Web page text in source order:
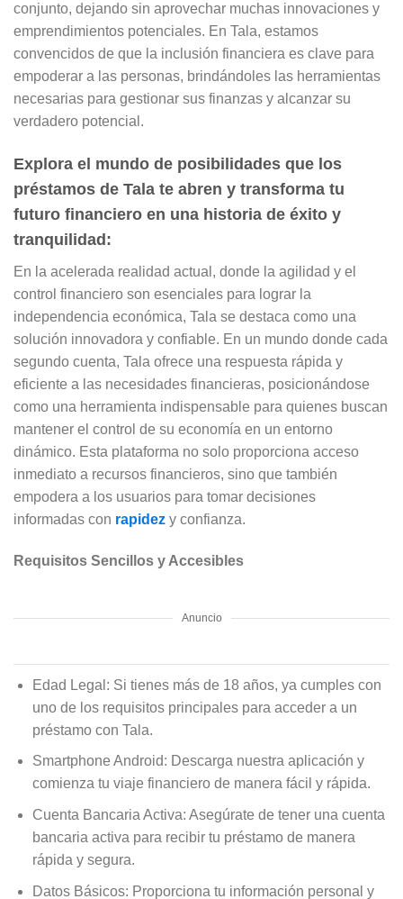
conjunto, dejando sin aprovechar muchas innovaciones y
emprendimientos potenciales. En Tala, estamos
convencidos de que la inclusión financiera es clave para
empoderar a las personas, brindándoles las herramientas
necesarias para gestionar sus finanzas y alcanzar su
verdadero potencial.
Explora el mundo de posibilidades que los
préstamos de Tala te abren y transforma tu
futuro financiero en una historia de éxito y
tranquilidad:
En la acelerada realidad actual, donde la agilidad y el
control financiero son esenciales para lograr la
independencia económica, Tala se destaca como una
solución innovadora y confiable. En un mundo donde cada
segundo cuenta, Tala ofrece una respuesta rápida y
eficiente a las necesidades financieras, posicionándose
como una herramienta indispensable para quienes buscan
mantener el control de su economía en un entorno
dinámico. Esta plataforma no solo proporciona acceso
inmediato a recursos financieros, sino que también
empodera a los usuarios para tomar decisiones
informadas con rapidez y confianza.
Requisitos Sencillos y Accesibles
Anuncio
Edad Legal: Si tienes más de 18 años, ya cumples con
uno de los requisitos principales para acceder a un
préstamo con Tala.
Smartphone Android: Descarga nuestra aplicación y
comienza tu viaje financiero de manera fácil y rápida.
Cuenta Bancaria Activa: Asegúrate de tener una cuenta
bancaria activa para recibir tu préstamo de manera
rápida y segura.
Datos Básicos: Proporciona tu información personal y